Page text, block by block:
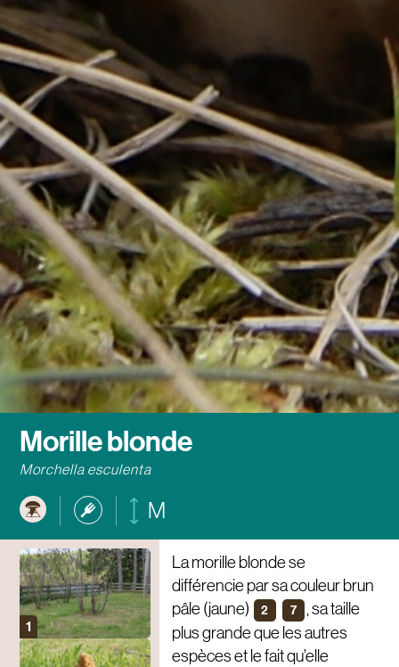
Morille blonde
Morchella esculenta
M
La morille blonde se
différencie par sa couleur brun
pâle (jaune)
2 7
, sa taille
plus grande que les autres
espèces et le fait qu’elle